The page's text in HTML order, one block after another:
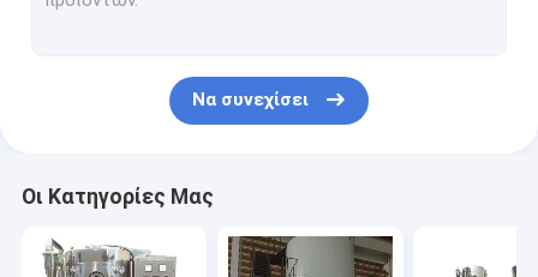
προϊόντα
Σχετικά με εμάς
Να συνεχίσει
Οι Κατηγορίες Μας